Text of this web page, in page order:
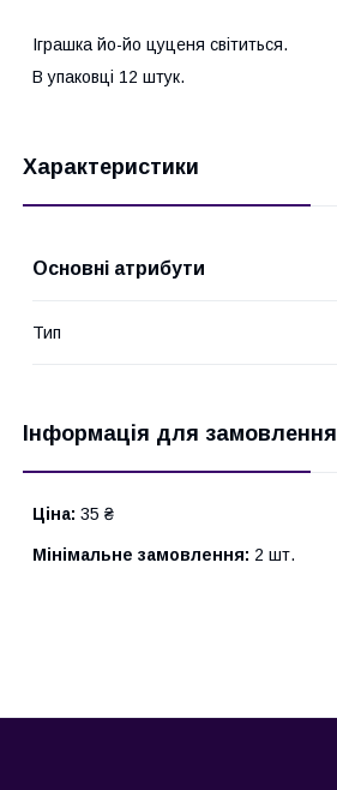
Іграшка йо-йо цуценя світиться.
В упаковці 12 штук.
Характеристики
Основні атрибути
Тип
Інформація для замовлення
Ціна: 35 ₴
Мінімальне замовлення: 2 шт.